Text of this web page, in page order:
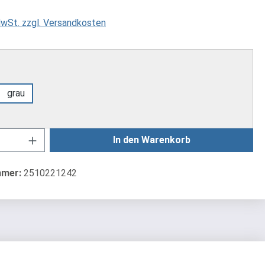
zzgl. Versandkosten
grau
Anzahl: Gib den gewünschten Wert ein
In den Warenkorb
2510221242